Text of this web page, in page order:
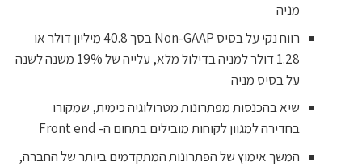
מניה
רווח נקי על בסיס Non-GAAP בסך 40.8 מיליון דולר או
1.28 דולר למניה בדילול מלא, עלייה של 19% משנה לשנה
על בסיס מניה
שיא בהכנסות מפתרונות מטרולוגיה כימית, שמקורו
בחדירה למגוון לקוחות מובילים בתחום ה- Front end
המשך אימוץ של הפתרונות המתקדמים ביותר של החברה,